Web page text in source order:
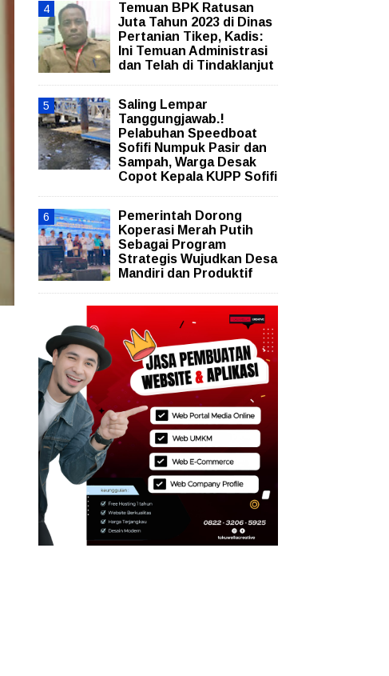
Temuan BPK Ratusan
Juta Tahun 2023 di Dinas
Pertanian Tikep, Kadis:
Ini Temuan Administrasi
dan Telah di Tindaklanjut
Saling Lempar
Tanggungjawab.!
Pelabuhan Speedboat
Sofifi Numpuk Pasir dan
Sampah, Warga Desak
Copot Kepala KUPP Sofifi
Pemerintah Dorong
Koperasi Merah Putih
Sebagai Program
Strategis Wujudkan Desa
Mandiri dan Produktif